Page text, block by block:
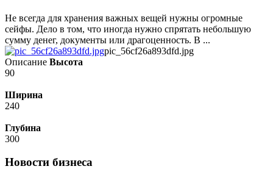
Не всегда для хранения важных вещей нужны огромные
сейфы. Дело в том, что иногда нужно спрятать небольшую
сумму денег, документы или драгоценность. В ...
pic_56cf26a893dfd.jpg
Описание Высота
90
Ширина
240
Глубина
300
Новости бизнеса